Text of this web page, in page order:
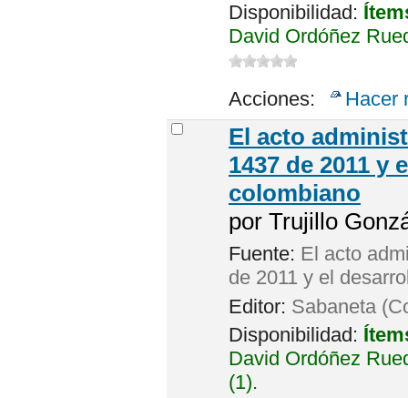
Disponibilidad:
David Ordóñez
Acciones: Hacer
El acto
1437 de 2011
colombiano
por Trujillo
Fuente: El acto
de 2011 y el
Editor: Sabaneta
Disponibilidad:
David Ordóñez
(1).